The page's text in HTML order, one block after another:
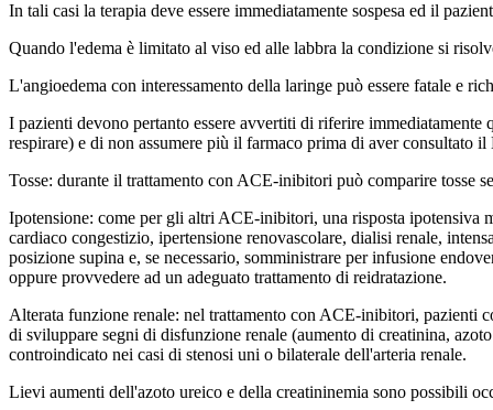
In tali casi la terapia deve essere immediatamente sospesa ed il
Quando l'edema è limitato al viso ed alle labbra la condizione si
L'angioedema con interessamento della laringe può essere fatale e
I pazienti devono pertanto essere avvertiti di riferire
respirare) e di non assumere più il farmaco prima di aver consultato il
Tosse: durante il trattamento con ACE-inibitori può comparire tosse
Ipotensione: come per gli altri ACE-inibitori, una risposta ipotensiva
cardiaco congestizio, ipertensione renovascolare, dialisi renale,
posizione supina e, se necessario, somministrare per infusione
oppure provvedere ad un adeguato trattamento di reidratazione.
Alterata funzione renale: nel trattamento con ACE-inibitori, pazienti
di sviluppare segni di disfunzione renale (aumento di creatinina,
controindicato nei casi di stenosi uni o bilaterale dell'arteria renale.
Lievi aumenti dell'azoto ureico e della creatininemia sono possibili